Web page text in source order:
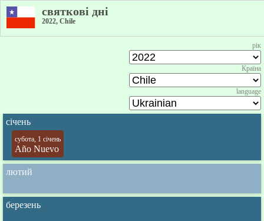
святкові дні
2022, Chile
рік
Країна
language
січень
субота, 1 січень
Año Nuevo
лютий
березень